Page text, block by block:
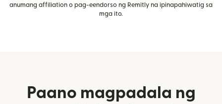
anumang affiliation o pag-eendorso ng Remitly na ipinapahiwatig sa
mga ito.
Paano magpadala ng